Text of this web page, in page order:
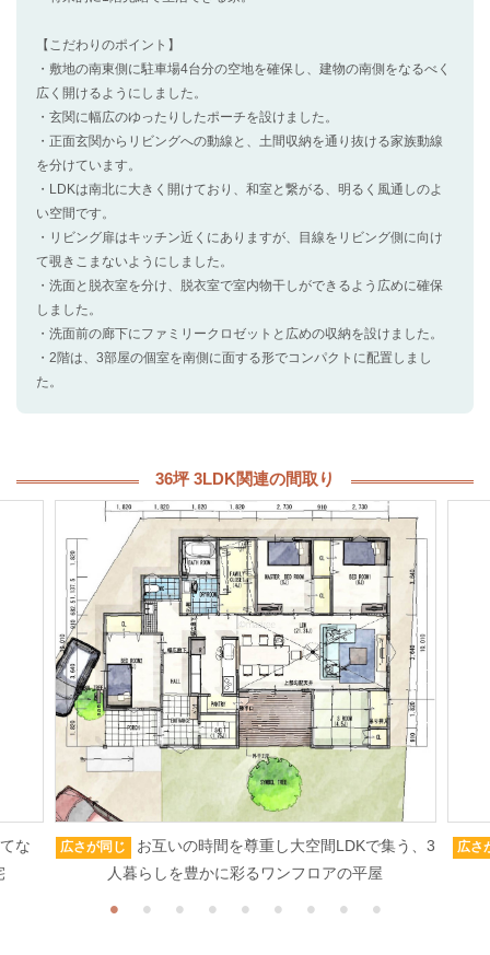
【こだわりのポイント】
・敷地の南東側に駐車場4台分の空地を確保し、建物の南側をなるべく
広く開けるようにしました。
・玄関に幅広のゆったりしたポーチを設けました。
・正面玄関からリビングへの動線と、土間収納を通り抜ける家族動線
を分けています。
・LDKは南北に大きく開けており、和室と繋がる、明るく風通しのよ
い空間です。
・リビング扉はキッチン近くにありますが、目線をリビング側に向け
て覗きこまないようにしました。
・洗面と脱衣室を分け、脱衣室で室内物干しができるよう広めに確保
しました。
・洗面前の廊下にファミリークロゼットと広めの収納を設けました。
・2階は、3部屋の個室を南側に面する形でコンパクトに配置しまし
た。
36坪 3LDK関連の間取り
な
広さが同じ
お互いの時間を尊重し大空間LDKで集う、3
人暮らしを豊かに彩るワンフロアの平屋
広さ